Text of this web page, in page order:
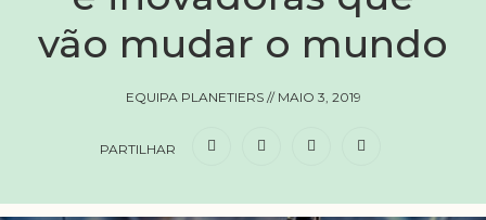
vão mudar o mundo
EQUIPA PLANETIERS// MAIO 3, 2019
PARTILHAR